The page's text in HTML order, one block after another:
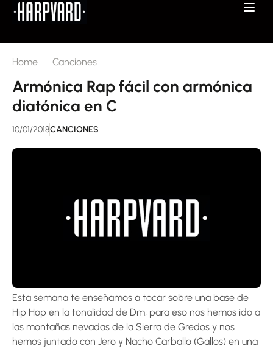
Home Canciones
Armónica Rap fácil con armónica
diatónica en C
10/01/2018CANCIONES
Esta semana te enseñamos a tocar sobre una base de
Hip Hop en la tonalidad de Dm; para eso nos hemos ido a
las montañas nevadas de la Sierra de Gredos y nos
hemos juntado con Jero y Nacho Carballo (Gallos) en una